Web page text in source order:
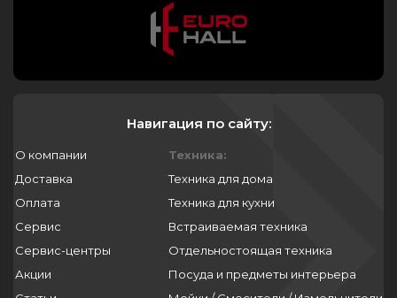
Навигация по сайту:
О компании
Доставка
Оплата
Сервис
Сервис-центры
Акции
Техника:
Техника для дома
Техника для кухни
Встраиваемая техника
Отдельностоящая техника
Посуда и предметы интерьера